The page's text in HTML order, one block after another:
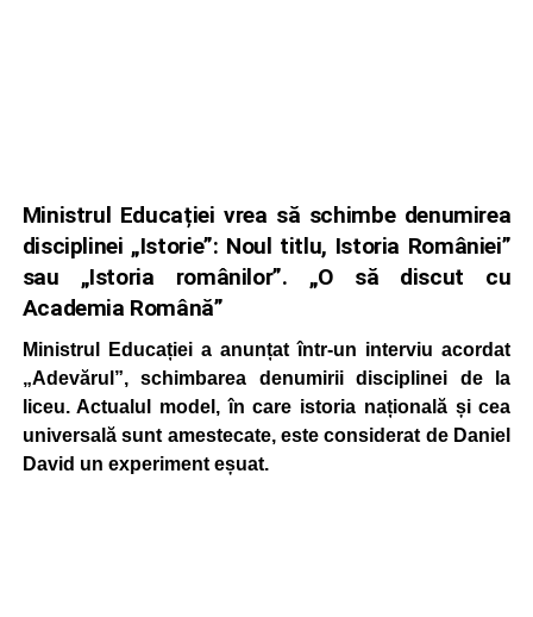
Ministrul Educației vrea să schimbe denumirea
disciplinei „Istorie”: Noul titlu, Istoria României”
sau „Istoria românilor”. „O să discut cu
Academia Română”
Ministrul Educației a anunțat într-un interviu acordat
„Adevărul”, schimbarea denumirii disciplinei de la
liceu. Actualul model, în care istoria națională și cea
universală sunt amestecate, este considerat de Daniel
David un experiment eșuat.